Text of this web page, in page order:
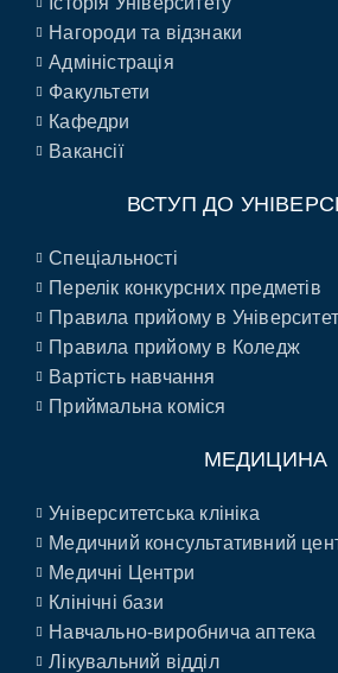
Нагороди та відзнаки
Адміністрація
Факультети
Кафедри
Вакансії
ВСТУП ДО
Спеціальності
Перелік конкурсних предметів
Правила прийому в Університет
Правила прийому в Коледж
Вартість навчання
Приймальна коміся
МЕДИЦИНА
Університетська клініка
Медичний консультативний
Медичні Центри
Клінічні бази
Навчально-виробнича аптека
Лікувальний відділ